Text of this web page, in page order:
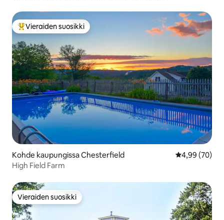
Vieraiden suosikkien parhaimmistoa
Vieraiden suosikki
Kohde kaupungissa Chesterfield
4,99 (70)
High Field Farm
Vieraiden suosikki
Vieraiden suosikki